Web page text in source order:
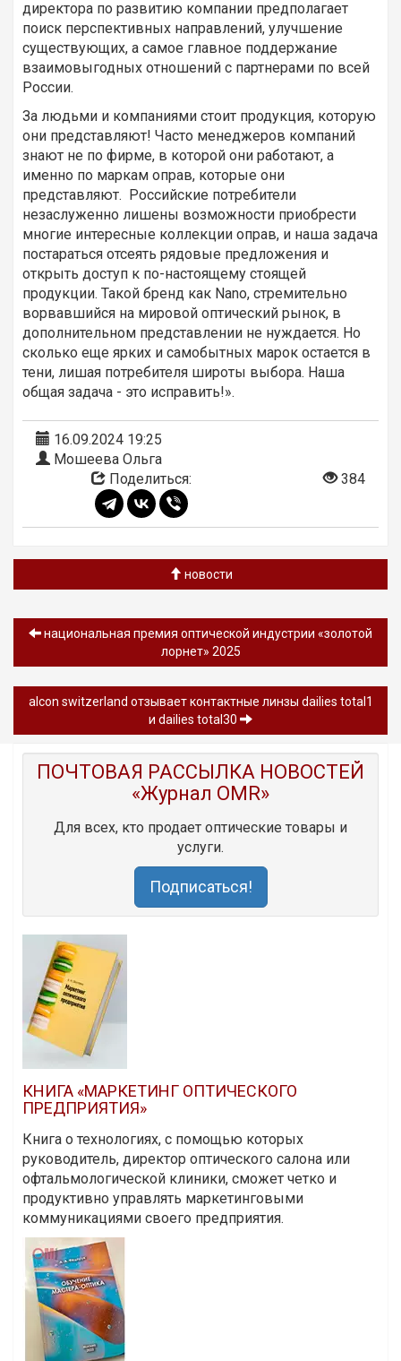
директора по развитию компании предполагает
поиск перспективных направлений, улучшение
существующих, а самое главное поддержание
взаимовыгодных отношений с партнерами по всей
России.
За людьми и компаниями стоит продукция, которую
они представляют! Часто менеджеров компаний
знают не по фирме, в которой они работают, а
именно по маркам оправ, которые они
представляют. Российские потребители
незаслуженно лишены возможности приобрести
многие интересные коллекции оправ, и наша задача
постараться отсеять рядовые предложения и
открыть доступ к по-настоящему стоящей
продукции. Такой бренд как Nano, стремительно
ворвавшийся на мировой оптический рынок, в
дополнительном представлении не нуждается. Но
сколько еще ярких и самобытных марок остается в
тени, лишая потребителя широты выбора. Наша
общая задача - это исправить!».
16.09.2024 19:25
Мошеева Ольга
Поделиться:
384
новости
национальная премия оптической индустрии «золотой
лорнет» 2025
alcon switzerland отзывает контактные линзы dailies total1
и dailies total30
ПОЧТОВАЯ РАССЫЛКА НОВОСТЕЙ
«Журнал OMR»
Для всех, кто продает оптические товары и
услуги.
Подписаться!
КНИГА «МАРКЕТИНГ ОПТИЧЕСКОГО
ПРЕДПРИЯТИЯ»
Книга о технологиях, с помощью которых
руководитель, директор оптического салона или
офтальмологической клиники, сможет четко и
продуктивно управлять маркетинговыми
коммуникациями своего предприятия.